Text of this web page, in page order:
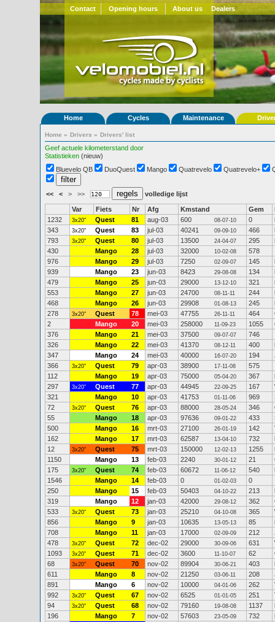
Contact Opening hours About us Dealers
Home Cycles Maintenance
Home » Drivers » Drivers' list
Geef actuele kilometerstand door
Statistieken (nieuw)
Bluevelo QB
DuoQuest Mango Quatrevelo Quatrevelo+
<< < > >> volledige lijst
Var Fiets Nr Afg Kmstand Gem
1232
3x20" Quest 81 aug-03 600 08-07-10 0
343
3x20" Quest 83 jul-03 40241 09-09-10 466
793
3x20" Quest 80 jul-03 13500 24-04-07 295
430
Mango 28 jul-03 32000 10-02-08
578
976
Mango 29 jul-03 7250 02-09-07 145
939
Mango 23 jun-03 8423 29-08-08 134
479
Mango 25 jun-03 29000 13-12-10 321
553
Mango 27 jun-03 24700 08-11-11 244
468
Mango 26 jun-03 29908 01-08-13 245
278
3x20" Quest 78 mei-03 47755 26-11-11 464
2
Mango 20 mei-03 258000 11-09-23 1055
376
Mango 21 mei-03 37500 09-07-07
746
326
Mango 22 mei-03 41370 08-12-11 400
347
Mango 24 mei-03 40000 16-07-20 194
366
3x20" Quest 79 apr-03 38900 17-11-08
575
112
Mango 19 apr-03 75000 05-04-20 367
297
3x20" Quest 77 apr-03 44945 22-09-25 167
321
Mango 10 apr-03 41753 01-11-06 969
72
3x20" Quest 76 apr-03 88000 28-05-24 346
55
Mango 18 apr-03 97636 09-01-22 433
500
Mango 16 mrt-03 27100 26-01-19 142
162
Mango 17 mrt-03 62587 13-04-10 732
12
3x20" Quest 75 mrt-03 150000 12-02-13 1255
1150
Mango 13 feb-03 2240 30-01-12 21
175
3x20" Quest 74 feb-03 60672 11-06-12 540
1546
Mango 14 feb-03 0 01-02-03
0
250
Mango 15 feb-03 50403 04-10-22 213
319
Mango 12 jan-03 42000 29-08-12 362
533
3x20" Quest 73 jan-03 25210 04-10-08 365
856
Mango 9 jan-03 10635 13-05-13 85
708
Mango 11 jan-03 17000 02-09-09 212
478
3x20" Quest 72 dec-02 29000 30-09-06 631
1093
3x20" Quest 71 dec-02 3600 11-10-07 62
68
3x20" Quest 70 nov-02 89904 30-06-21 403
611
Mango 8 nov-02 21250 03-06-11 208
891
Mango 6 nov-02 10000 04-01-06 262
992
3x20" Quest 67 nov-02 6525 01-01-05 251
94
3x20" Quest 68 nov-02 79160 19-08-08 1137
196
Mango 7 nov-02 57603 23-05-09 732